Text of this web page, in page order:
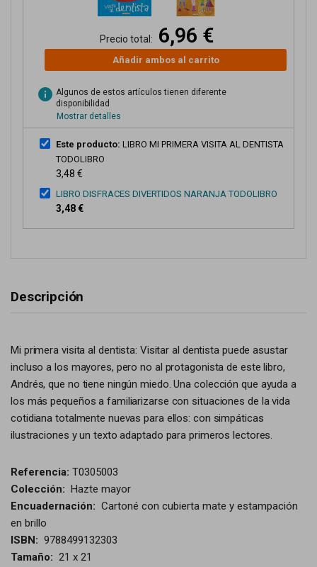
Precio total: 6,96 €
Añadir ambos al carrito
info Algunos de estos artículos tienen diferente
disponibilidad
Mostrar detalles
Este producto: LIBRO MI PRIMERA VISITA AL DENTISTA
TODOLIBRO
3,48 €
LIBRO DISFRACES DIVERTIDOS NARANJA TODOLIBRO
3,48 €
Descripción
Mi primera visita al dentista: Visitar al dentista puede asustar
incluso a los mayores, pero no al protagonista de este libro,
Andrés, que no tiene ningún miedo. Una colección que ayuda a
los más pequeños a familiarizarse con situaciones de la vida
cotidiana totalmente nuevas para ellos: con simpáticas
ilustraciones y un texto adaptado para primeros lectores.
Referencia: T0305003
Colección: Hazte mayor
Encuadernación: Cartoné con cubierta mate y estampación
en brillo
ISBN: 9788499132303
Tamaño: 21 x 21